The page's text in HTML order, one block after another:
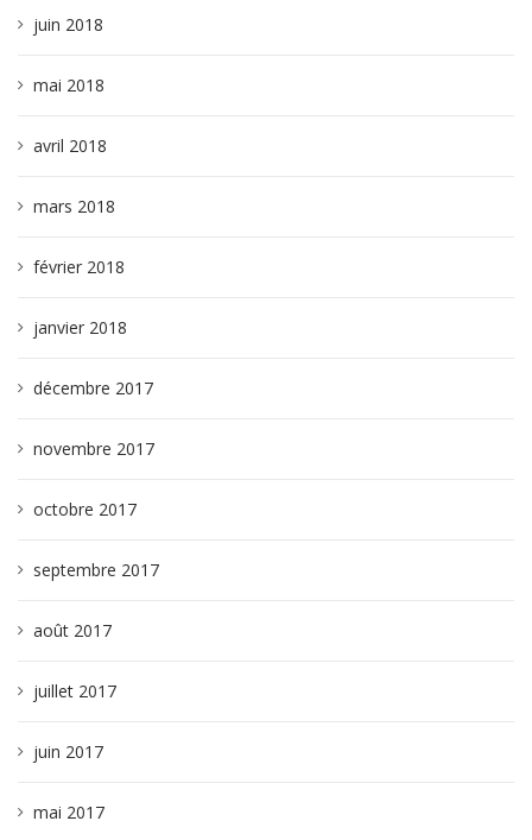
juin 2018
mai 2018
avril 2018
mars 2018
février 2018
janvier 2018
décembre 2017
novembre 2017
octobre 2017
septembre 2017
août 2017
juillet 2017
juin 2017
mai 2017